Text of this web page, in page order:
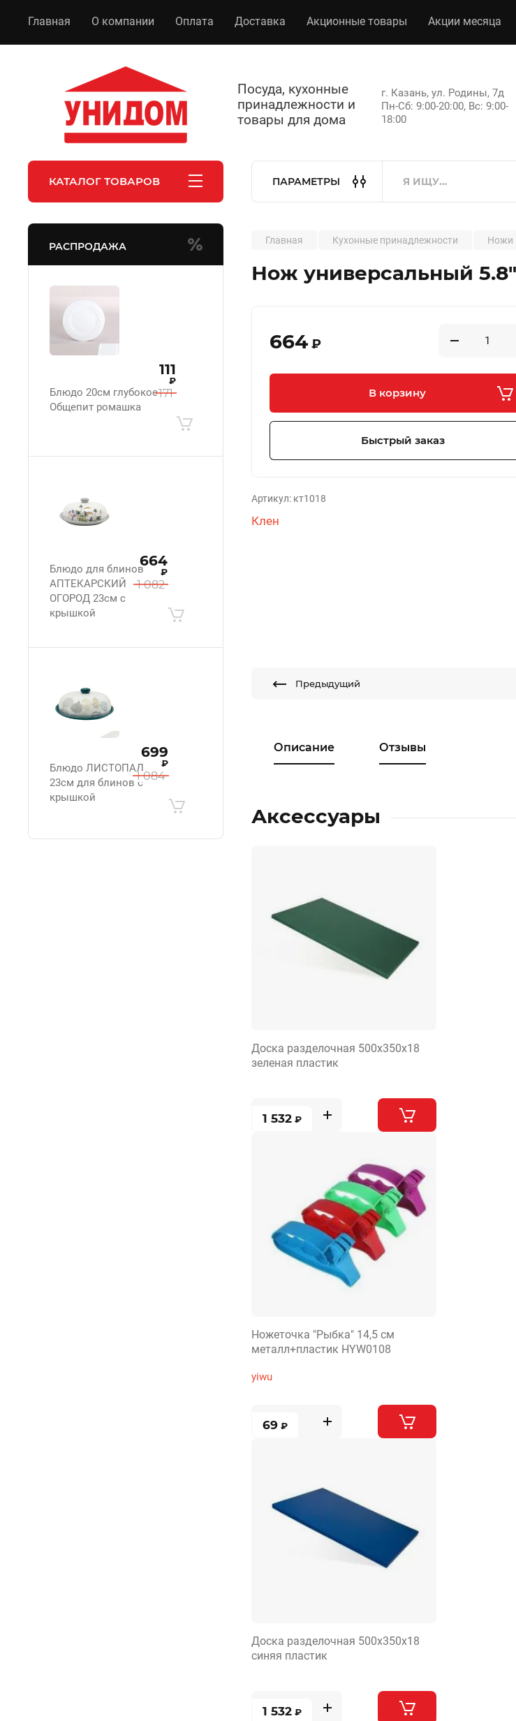
Главная О компании Оплата Доставка Акционные товары Акции месяца
Посуда, кухонные
принадлежности и
товары для дома
г. Казань, ул. Родины, 7д
Пн-Сб: 9:00-20:00, Вс: 9:00-
18:00
КАТАЛОГ ТОВАРОВ ПАРАМЕТРЫ
РАСПРОДАЖА
Блюдо 20см глубокое
Общепит ромашка
171
111
₽
Блюдо для блинов
АПТЕКАРСКИЙ
ОГОРОД 23см с
крышкой
1 082
664
₽
Блюдо ЛИСТОПАД
23см для блинов с
крышкой
1 084
699
₽
Главная Кухонные принадлежности Ножи
Нож универсальный
664 ₽
В корзину
Быстрый заказ
Артикул: кт1018
Клен
Предыдущий
Описание Отзывы
Аксессуары
Доска разделочная 500х350х18
зеленая пластик
1 532 ₽
Ножеточка "Рыбка" 14,5 см
металл+пластик HYW0108
yiwu
69 ₽
Доска разделочная 500х350х18
синяя пластик
1 532 ₽